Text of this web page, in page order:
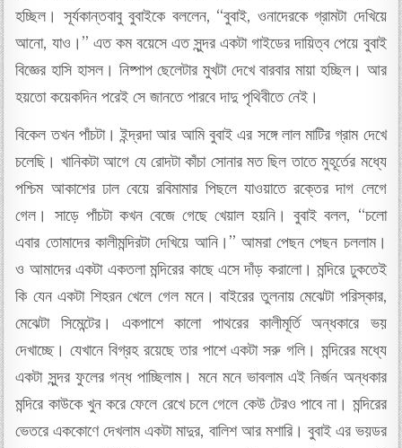
হচ্ছিল। সূর্যকান্তবাবু বুবাইকে বললেন, “বুবাই, ওনাদেরকে গ্রামটা দেখিয়ে
আনো, যাও।” এত কম বয়েসে এত সুন্দর একটা গাইডের দায়িত্ব পেয়ে বুবাই
বিজ্ঞের হাসি হাসল। নিষ্পাপ ছেলেটার মুখটা দেখে বারবার মায়া হচ্ছিল। আর
হয়তো কয়েকদিন পরেই সে জানতে পারবে দাদু পৃথিবীতে নেই।
বিকেল তখন পাঁচটা। ইন্দ্রদা আর আমি বুবাই এর সঙ্গে লাল মাটির গ্রাম দেখে
চলেছি। খানিকটা আগে যে রোদটা কাঁচা সোনার মত ছিল তাতে মুহূর্তের মধ্যে
পশ্চিম আকাশের ঢাল বেয়ে রবিমামার পিছলে যাওয়াতে রক্তের দাগ লেগে
গেল। সাড়ে পাঁচটা কখন বেজে গেছে খেয়াল হয়নি। বুবাই বলল, “চলো
এবার তোমাদের কালীমন্দিরটা দেখিয়ে আনি।” আমরা পেছন পেছন চললাম।
ও আমাদের একটা একতলা মন্দিরের কাছে এসে দাঁড় করালো। মন্দিরে ঢুকতেই
কি যেন একটা শিহরন খেলে গেল মনে। বাইরের তুলনায় মেঝেটা পরিস্কার,
মেঝেটা সিমেন্টের। একপাশে কালো পাথরের কালীমূর্তি অন্ধকারে ভয়
দেখাচ্ছে। যেখানে বিগ্রহ রয়েছে তার পাশে একটা সরু গলি। মন্দিরের মধ্যে
একটা সুন্দর ফুলের গন্ধ পাচ্ছিলাম। মনে মনে ভাবলাম এই নির্জন অন্ধকার
মন্দিরে কাউকে খুন করে ফেলে রেখে চলে গেলে কেউ টেরও পাবে না। মন্দিরের
ভেতরে এককোণে দেখলাম একটা মাদুর, বালিশ আর মশারি। বুবাই এর ভয়ডর